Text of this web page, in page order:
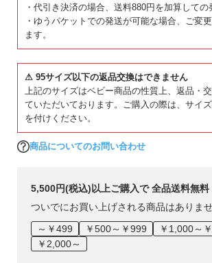
コーディネートが特におすすめです。
多少異なる場合がございます。
・代引き決済の場合、送料880円を加算しての
・ゆうパケットでの発送が可能な場合、ご変
ます。
⚠ 95サイズ以下の返品交換はできません
上記のサイズはベビー商品の性質上、返品・
ていただいております。ご購入の際は、サイ
を付けください。
商品についてのお問い合わせ
5,500円(税込)以上ご購入で 全品送料無料
ついでにお買い上げされる商品はありま
～￥499
￥500～￥999
￥1,000～
￥2,000～